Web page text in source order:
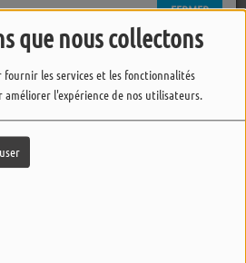
que nous collectons
fournir les services et les fonctionnalités
l'expérience de nos utilisateurs.
FERMER